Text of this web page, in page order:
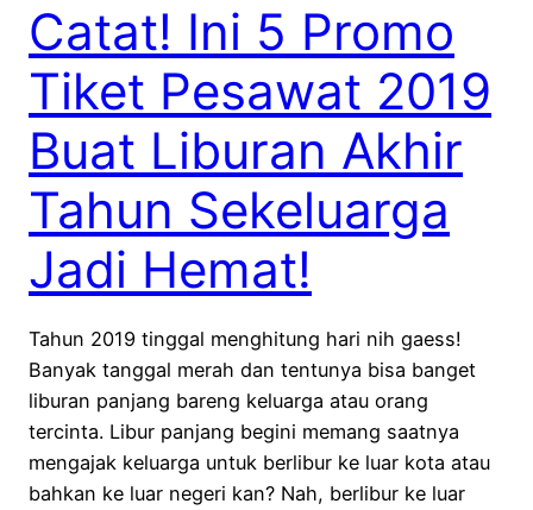
Catat! Ini 5 Promo
Tiket Pesawat 2019
Buat Liburan Akhir
Tahun Sekeluarga
Jadi Hemat!
Tahun 2019 tinggal menghitung hari nih gaess!
Banyak tanggal merah dan tentunya bisa banget
liburan panjang bareng keluarga atau orang
tercinta. Libur panjang begini memang saatnya
mengajak keluarga untuk berlibur ke luar kota atau
bahkan ke luar negeri kan? Nah, berlibur ke luar